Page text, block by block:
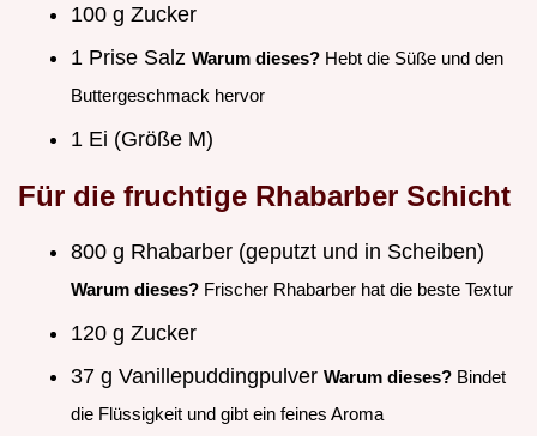
100 g Zucker
1 Prise Salz Warum dieses? Hebt die Süße und den
Buttergeschmack hervor
1 Ei (Größe M)
Für die fruchtige Rhabarber Schicht
800 g Rhabarber (geputzt und in Scheiben)
Warum dieses? Frischer Rhabarber hat die beste Textur
120 g Zucker
37 g Vanillepuddingpulver Warum dieses? Bindet
die Flüssigkeit und gibt ein feines Aroma